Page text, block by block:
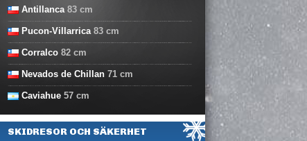
Antillanca83 cm
Pucon-Villarrica83 cm
Corralco 82 cm
Nevados de Chillan 71 cm
Caviahue 57 cm
SKIDRESOR OCH SÄKERHET